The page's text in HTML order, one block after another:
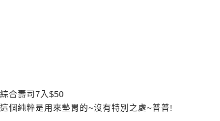
綜合壽司7入$50
這個純粹是用來墊胃的~沒有特別之處~普普!